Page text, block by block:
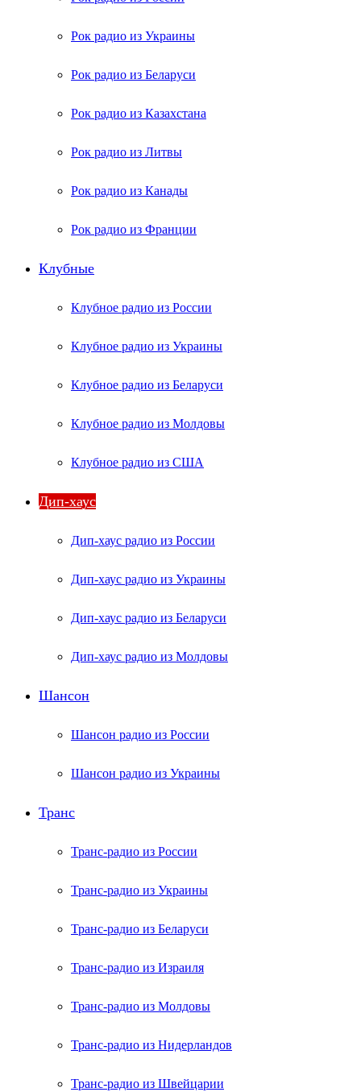
Рок радио из Украины
Рок радио из Беларуси
Рок радио из Казахстана
Рок радио из Литвы
Рок радио из Канады
Рок радио из Франции
Клубные
Клубное радио из России
Клубное радио из Украины
Клубное радио из Беларуси
Клубное радио из Молдовы
Клубное радио из США
Дип-хаус
Дип-хаус радио из России
Дип-хаус радио из Украины
Дип-хаус радио из Беларуси
Дип-хаус радио из Молдовы
Шансон
Шансон радио из России
Шансон радио из Украины
Транс
Транс-радио из России
Транс-радио из Украины
Транс-радио из Беларуси
Транс-радио из Израиля
Транс-радио из Молдовы
Транс-радио из Нидерландов
Транс-радио из Швейцарии